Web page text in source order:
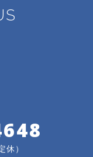
）